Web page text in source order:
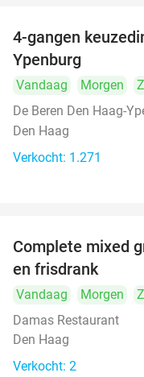
4-gangen
Ypenburg
Vandaag Morgen
De Beren Den Haag-
Den Haag
Verkocht: 1.271
Complete mixed
en frisdrank
Vandaag Morgen
Damas Restaurant
Den Haag
Verkocht: 2